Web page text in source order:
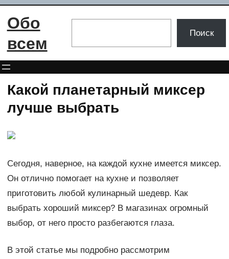
Перейти
Обо
всем
Поиск
Какой планетарный миксер
лучше выбрать
Сегодня, наверное, на каждой кухне имеется миксер.
Он отлично помогает на кухне и позволяет
приготовить любой кулинарный шедевр. Как
выбрать хороший миксер? В магазинах огромный
выбор, от него просто разбегаются глаза.
В этой статье мы подробно рассмотрим